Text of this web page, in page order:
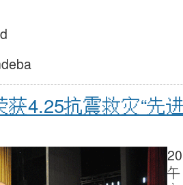
4.25抗震救灾“先